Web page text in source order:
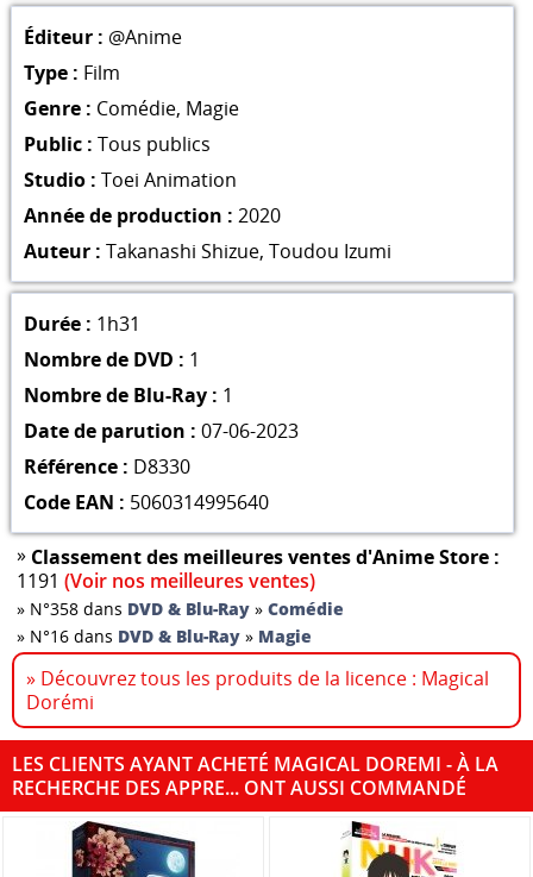
Éditeur : @Anime
Type : Film
Genre : Comédie, Magie
Public : Tous publics
Studio : Toei Animation
Année de production : 2020
Auteur : Takanashi Shizue, Toudou Izumi
Durée : 1h31
Nombre de DVD : 1
Nombre de Blu-Ray : 1
Date de parution : 07-06-2023
Référence : D8330
Code EAN : 5060314995640
» Classement des meilleures ventes d'Anime Store :
1191(Voir nos meilleures ventes)
» N°358 dans DVD & Blu-Ray »Comédie
» N°16 dans DVD & Blu-Ray » Magie
» Découvrez tous les produits de la licence : Magical
Dorémi
LES CLIENTS AYANT ACHETÉ MAGICAL DOREMI - À LA
RECHERCHE DES APPRE... ONT AUSSI COMMANDÉ